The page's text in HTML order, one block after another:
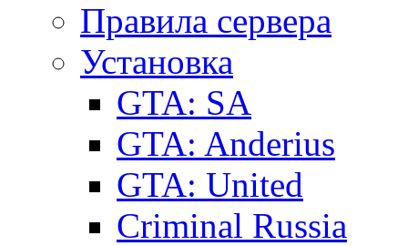
Правила сервера
Установка
GTA: SA
GTA: Anderius
GTA: United
Criminal Russia